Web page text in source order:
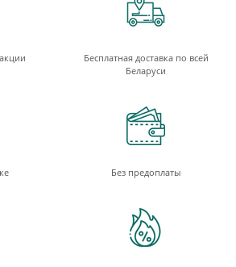
Бесплатная доставка по всей
Беларуси
Без предоплаты